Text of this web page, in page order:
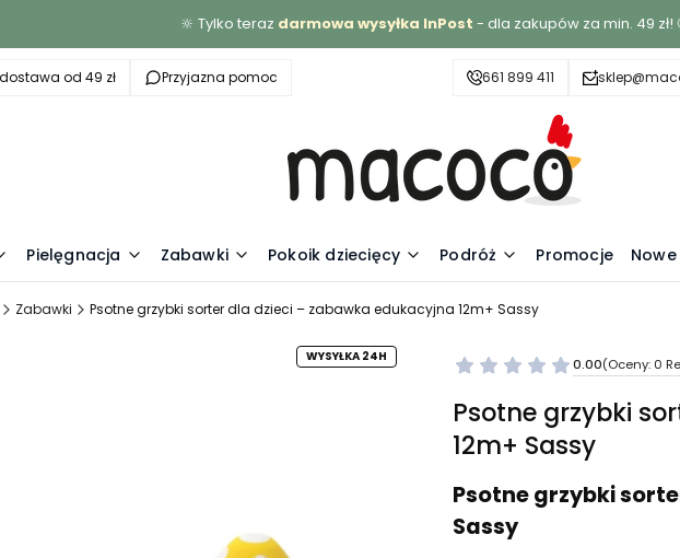
🔆 Tylko teraz darmowa wysyłka InPost - dla zakupów za min. 49 zł!
od 49 zł Przyjazna pomoc 661 899 411
Pielęgnacja Zabawki Pokoik dziecięcy Podróż Promocje
Zabawki Psotne grzybki sorter dla dzieci – zabawka edukacyjna 12m+ Sassy
WYSYŁKA 24H 0.00(Oceny: 0
Psotne grzybki
12m+ Sassy
Psotne grzybki
Sassy